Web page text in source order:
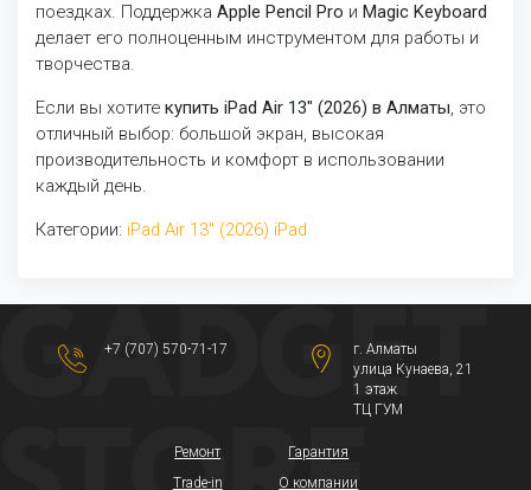
поездках. Поддержка Apple Pencil Pro и Magic Keyboard
делает его полноценным инструментом для работы и
творчества.
Если вы хотите купить iPad Air 13" (2026) в Алматы, это
отличный выбор: большой экран, высокая
производительность и комфорт в использовании
каждый день.
Категории: iPad Air 13" (2026) iPad
+7 (707) 570-71-17
г. Алматы
​улица Кунаева, 21​
1 этаж
ТЦ ГУМ
Ремонт
Trade-in
Гарантия
О компании